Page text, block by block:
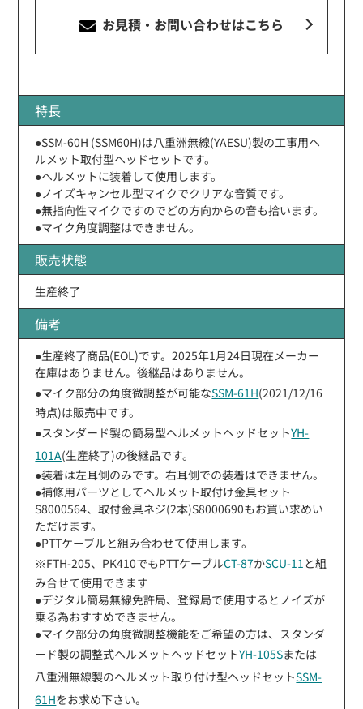
お見積・お問い合わせはこちら
特長
●SSM-60H (SSM60H)は八重洲無線(YAESU)製の工事用ヘ
ルメット取付型ヘッドセットです。
●ヘルメットに装着して使用します。
●ノイズキャンセル型マイクでクリアな音質です。
●無指向性マイクですのでどの方向からの音も拾います。
●マイク角度調整はできません。
販売状態
生産終了
備考
●生産終了商品(EOL)です。2025年1月24日現在メーカー
在庫はありません。後継品はありません。
●マイク部分の角度微調整が可能なSSM-61H(2021/12/16
時点)は販売中です。
●スタンダード製の簡易型ヘルメットヘッドセットYH-
101A(生産終了)の後継品です。
●装着は左耳側のみです。右耳側での装着はできません。
●補修用パーツとしてヘルメット取付け金具セット
S8000564、取付金具ネジ(2本)S8000690もお買い求めい
ただけます。
●PTTケーブルと組み合わせて使用します。
※FTH-205、PK410でもPTTケーブルCT-87かSCU-11 と組
み合せて使用できます
●デジタル簡易無線免許局、登録局で使用するとノイズが
乗る為おすすめできません。
●マイク部分の角度微調整機能をご希望の方は、スタンダ
ード製の調整式ヘルメットヘッドセットYH-105Sまたは
八重洲無線製のヘルメット取り付け型ヘッドセットSSM-
61Hをお求め下さい。